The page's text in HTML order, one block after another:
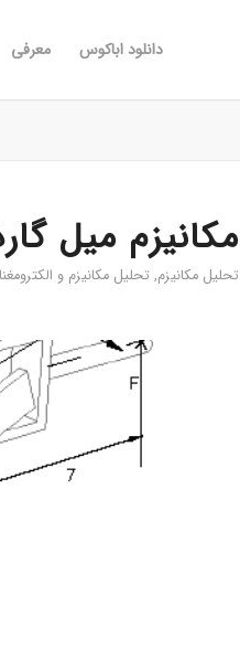
دانلود اباکوس معرفی
مکانیزم میل
تحليل مكانیزم, تحلیل مکانیزم و